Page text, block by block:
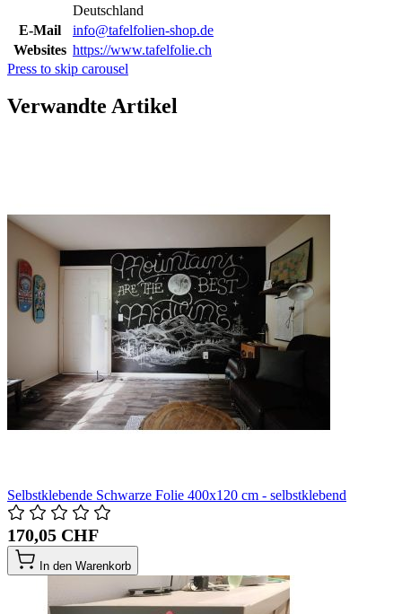
Deutschland
E-Mail
info@tafelfolien-shop.de
Websites https://www.tafelfolie.ch
Press to skip carousel
Verwandte Artikel
Selbstklebende Schwarze Folie 400x120 cm - selbstklebend
170,05 CHF
In den Warenkorb